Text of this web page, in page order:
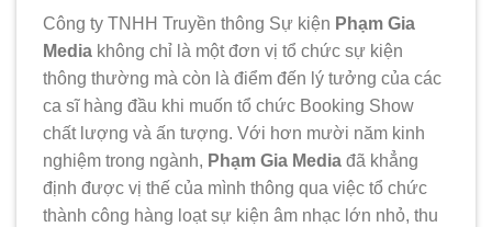
Công ty TNHH Truyền thông Sự kiện Phạm Gia
Media không chỉ là một đơn vị tổ chức sự kiện
thông thường mà còn là điểm đến lý tưởng của các
ca sĩ hàng đầu khi muốn tổ chức Booking Show
chất lượng và ấn tượng. Với hơn mười năm kinh
nghiệm trong ngành, Phạm Gia Media đã khẳng
định được vị thế của mình thông qua việc tổ chức
thành công hàng loạt sự kiện âm nhạc lớn nhỏ, thu